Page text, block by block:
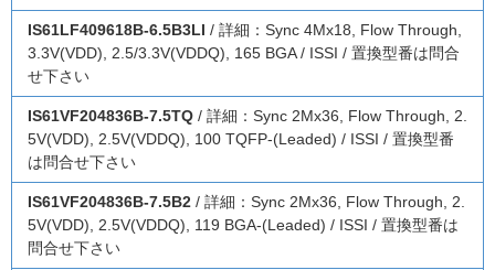
IS61LF409618B-6.5B3LI / 詳細：Sync 4Mx18, Flow Through,
3.3V(VDD), 2.5/3.3V(VDDQ), 165 BGA / ISSI / 置換型番は問合
せ下さい
IS61VF204836B-7.5TQ / 詳細：Sync 2Mx36, Flow Through, 2.
5V(VDD), 2.5V(VDDQ), 100 TQFP-(Leaded) / ISSI / 置換型番
は問合せ下さい
IS61VF204836B-7.5B2 / 詳細：Sync 2Mx36, Flow Through, 2.
5V(VDD), 2.5V(VDDQ), 119 BGA-(Leaded) / ISSI / 置換型番は
問合せ下さい